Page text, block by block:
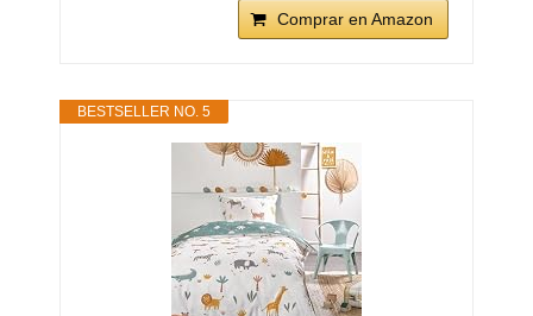
Comprar en Amazon
BESTSELLER NO. 5